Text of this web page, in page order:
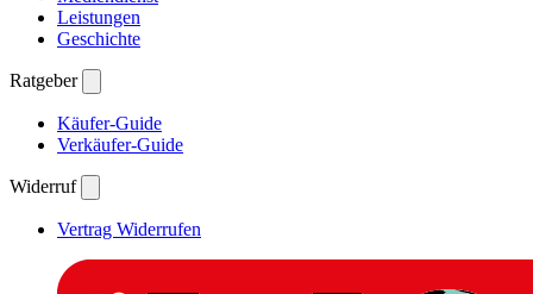
Leistungen
Geschichte
Ratgeber
Käufer-Guide
Verkäufer-Guide
Widerruf
Vertrag Widerrufen